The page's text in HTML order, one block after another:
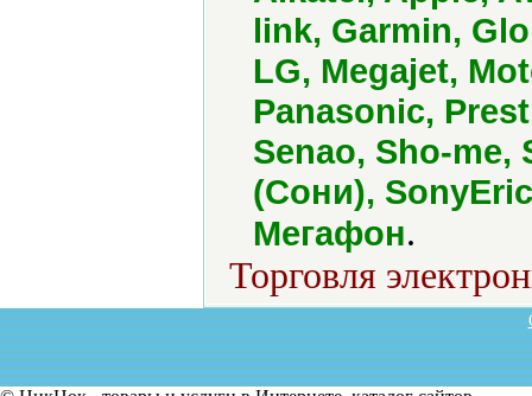
link, Garmin,
LG, Megajet,
Panasonic,
Senao, Sho-me,
(Сони),
Мегафон.
Торговля